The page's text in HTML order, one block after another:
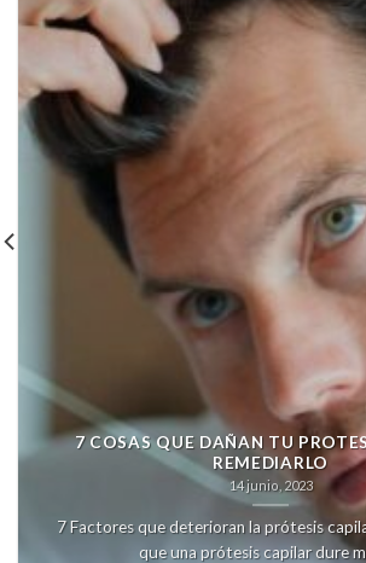
7 COSAS QUE DAÑAN TU
REMEDIARLO
14 junio, 2023
7 Factores que deterioran la prótesis
que una prótesis capilar dure